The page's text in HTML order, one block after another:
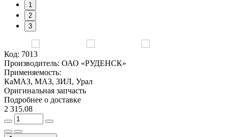
1
2
3
Код: 7013
Производитель: ОАО «РУДЕНСК»
Применяемость:
КаМАЗ, МАЗ, ЗИЛ, Урал
Оригинальная запчасть
Подробнее о доставке
2 315.08